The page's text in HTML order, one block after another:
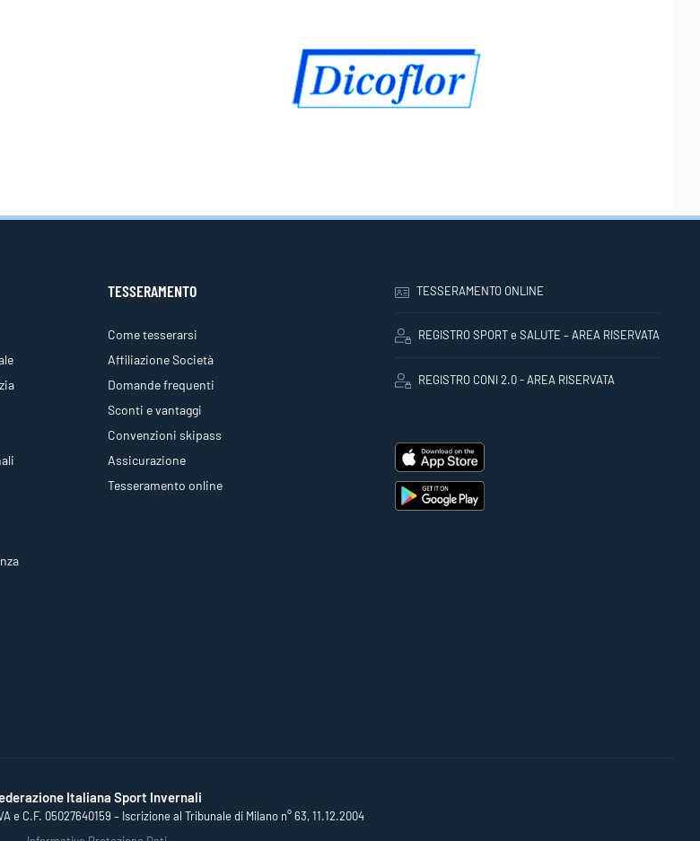
TESSERAMENTO
Come tesserarsi
Affiliazione Società
Domande frequenti
Sconti e vantaggi
Convenzioni skipass
Assicurazione
Tesseramento online
TESSERAMENTO ONLINE
REGISTRO SPORT e SALUTE – AREA RISERVATA
REGISTRO CONI 2.0 - AREA RISERVATA
Italiana Sport Invernali
e C.F. 05027640159 – Iscrizione al Tribunale di Milano n° 63, 11.12.2004